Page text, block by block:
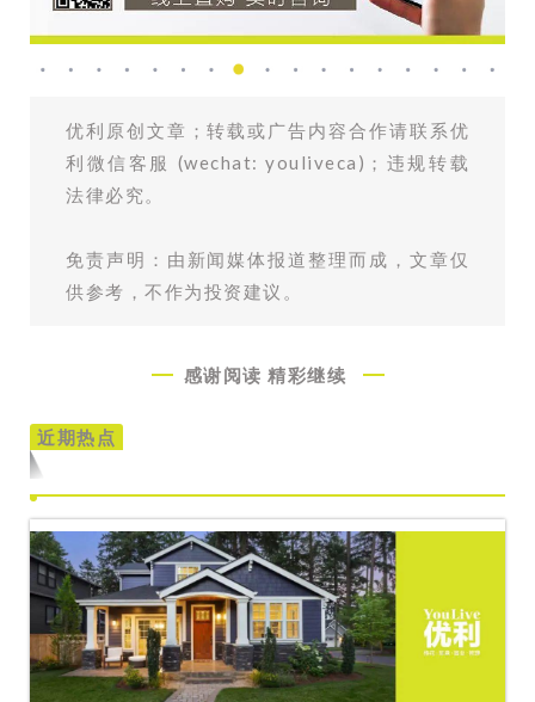
优利原创文章；转载或广告内容合作请联系优
利微信客服 (wechat: youliveca)；违规转载
法律必究。
免责声明：由新闻媒体报道整理而成，文章仅
供参考，不作为投资建议。
感谢阅读 精彩继续
近期热点